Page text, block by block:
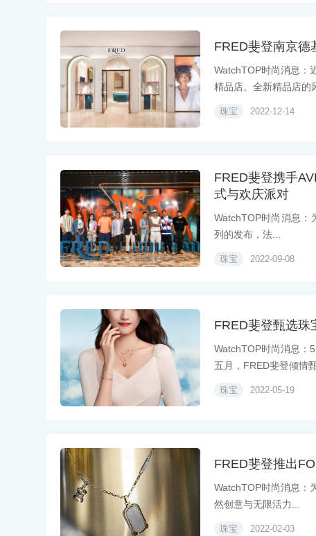
FRED斐登南京德
WatchTOP时尚消息：
精品店。全新精品店的
珠宝 2022-12-14
FRED斐登携手
式与欢庆派对
WatchTOP时尚消息：
列的发布，法...
珠宝 2022-09-08
FRED斐登甄选珠
WatchTOP时尚消息：
五月，FRED斐登倾情甄
珠宝 2022-05-19
FRED斐登推出
WatchTOP时尚消息：
然创意与无限活力...
珠宝 2022-02-03